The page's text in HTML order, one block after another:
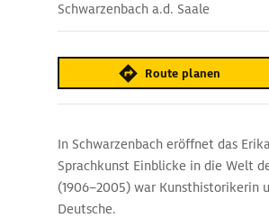
Schwarzenbach a.d. Saale
Route planen
In Schwarzenbach eröffnet das
Sprachkunst Einblicke in die Welt
(1906–2005) war Kunsthistorikerin
Deutsche.